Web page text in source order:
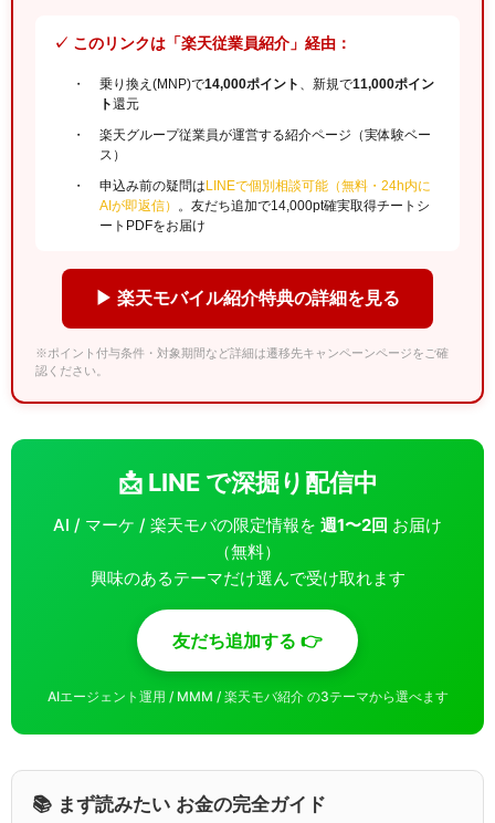
✓ このリンクは「楽天従業員紹介」経由：
乗り換え(MNP)で14,000ポイント 、新規で11,000ポイン
ト還元
楽天グループ従業員が運営する紹介ページ（実体験ベー
ス）
申込み前の疑問はLINEで個別相談可能（無料・24h内に
AIが即返信）
。友だち追加で14,000pt確実取得チートシ
ートPDFをお届け
▶ 楽天モバイル紹介特典の詳細を見る
※ポイント付与条件・対象期間など詳細は遷移先キャンペーンページをご確
認ください。
📩 LINE で深掘り配信中
AI / マーケ / 楽天モバの限定情報を 週1〜2回 お届け
（無料）
興味のあるテーマだけ選んで受け取れます
友だち追加する 👉
AIエージェント運用 / MMM / 楽天モバ紹介 の3テーマから選べます
📚 まず読みたい お金の完全ガイド